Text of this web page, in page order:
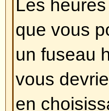
Comment
En général,
le titre d'un
nom
dans votre